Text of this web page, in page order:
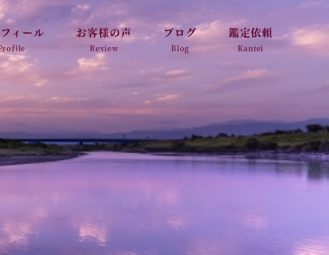
ィール お客様の声
Review
ブログ
Blog
鑑定依頼
Kantei